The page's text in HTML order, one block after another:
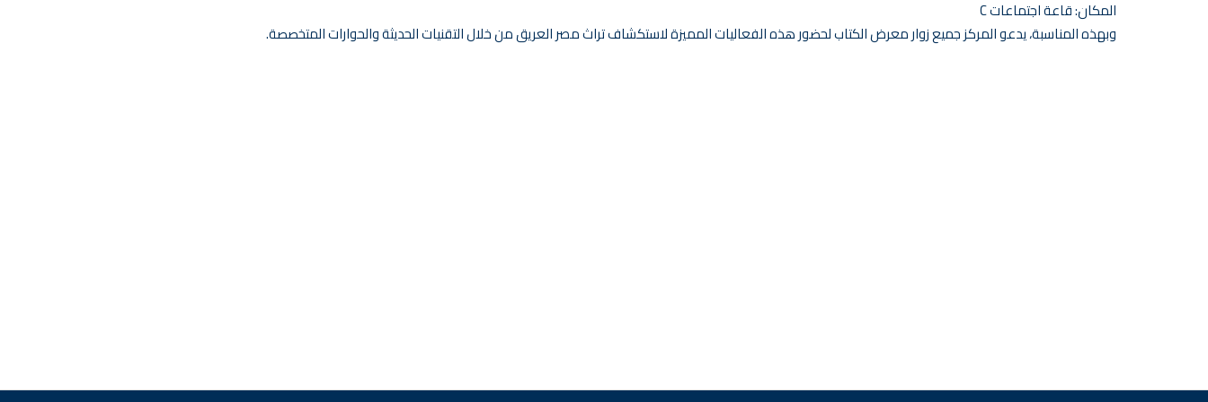
المكان: قاعة اجتماعات C
وبهذه المناسبة، يدعو المركز جميع زوار معرض الكتاب لحضور هذه الفعاليات المميزة لاستكشاف تراث مصر العريق من خلال التقنيات الحديثة والحوارات المتخصصة.